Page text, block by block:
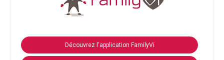
Découvrez l'application FamilyVi